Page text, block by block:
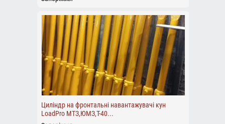
Циліндр на фронтальні навантажувачі кун
LoadPro МТЗ,ЮМЗ,Т-40...